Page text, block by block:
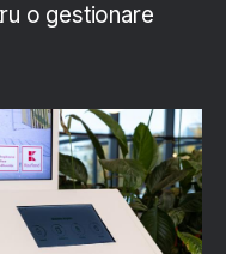
o gestionare